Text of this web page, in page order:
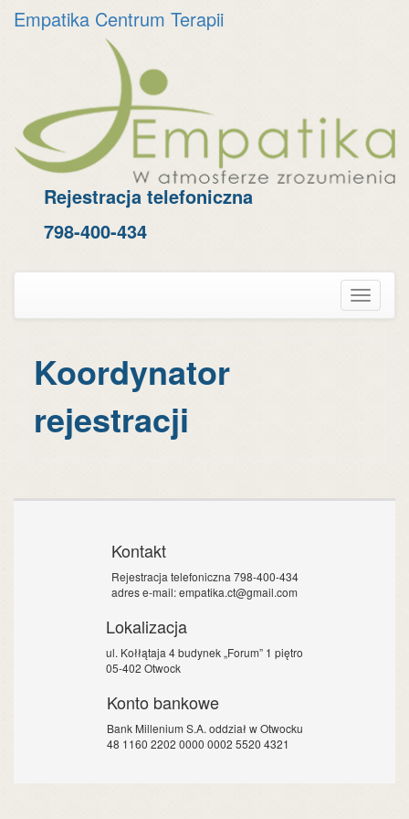
Empatika Centrum Terapii
Rejestracja telefoniczna
798-400-434
Toggle
Koordynator
rejestracji
Kontakt
Rejestracja telefoniczna 798-400-434
adres e-mail: empatika.ct@gmail.com
Lokalizacja
ul. Kołłątaja 4 budynek „Forum” 1 piętro
05-402 Otwock
Konto bankowe
Bank Millenium S.A. oddział w Otwocku
48 1160 2202 0000 0002 5520 4321